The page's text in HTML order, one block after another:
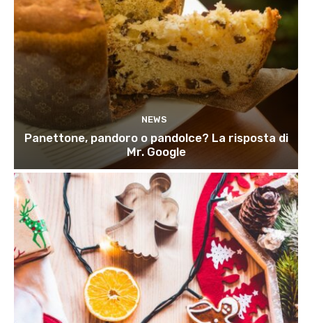
NEWS
Panettone, pandoro o pandolce? La risposta di
Mr. Google